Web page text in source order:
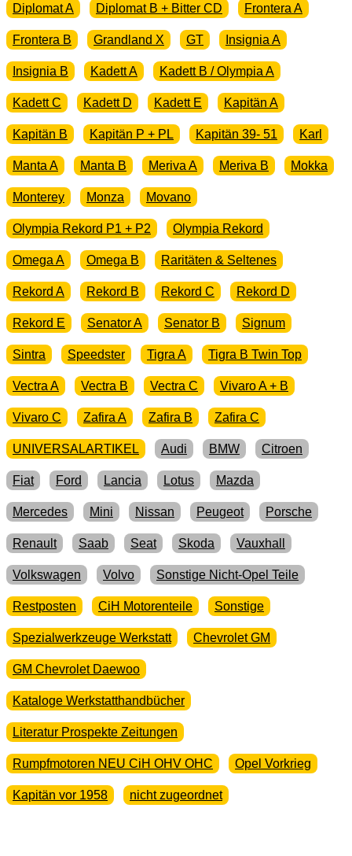
Diplomat A Diplomat B + Bitter CD Frontera A
Frontera B Grandland X GT Insignia A
Insignia B Kadett A Kadett B / Olympia A
Kadett C Kadett D Kadett E Kapitän A
Kapitän B Kapitän P + PL Kapitän 39- 51 Karl
Manta A Manta B Meriva A Meriva B Mokka
Monterey Monza Movano
Olympia Rekord P1 + P2 Olympia Rekord
Omega A Omega B Raritäten & Seltenes
Rekord A Rekord B Rekord C Rekord D
Rekord E Senator A Senator B Signum
Sintra Speedster Tigra A Tigra B Twin Top
Vectra A Vectra B Vectra C Vivaro A + B
Vivaro C Zafira A Zafira B Zafira C
UNIVERSALARTIKEL Audi BMW Citroen
Fiat Ford Lancia Lotus Mazda
Mercedes Mini Nissan Peugeot Porsche
Renault Saab Seat Skoda Vauxhall
Volkswagen Volvo Sonstige Nicht-Opel Teile
Restposten CiH Motorenteile Sonstige
Spezialwerkzeuge Werkstatt Chevrolet GM
GM Chevrolet Daewoo
Kataloge Werkstatthandbücher
Literatur Prospekte Zeitungen
Rumpfmotoren NEU CiH OHV OHC Opel Vorkrieg
Kapitän vor 1958 nicht zugeordnet